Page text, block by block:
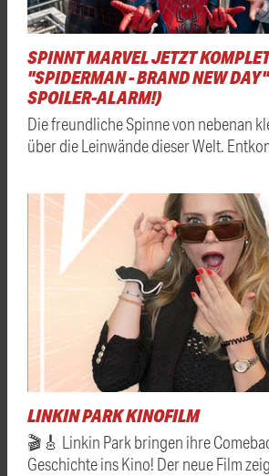
SPINNT MARVEL JETZT
"SPIDERMAN - BRAND NEW
SPOILER-ALARM!)
Die freundliche Spinne von nebenan
über die Leinwände dieser Welt.
LINKIN PARK KINOFILM
🎬🎸 Linkin Park bringen ihre
Geschichte ins Kino! Der neue Film